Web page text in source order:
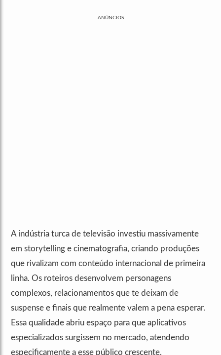
ANÚNCIOS
A indústria turca de televisão investiu massivamente
em storytelling e cinematografia, criando produções
que rivalizam com conteúdo internacional de primeira
linha. Os roteiros desenvolvem personagens
complexos, relacionamentos que te deixam de
suspense e finais que realmente valem a pena esperar.
Essa qualidade abriu espaço para que aplicativos
especializados surgissem no mercado, atendendo
especificamente a esse público crescente.